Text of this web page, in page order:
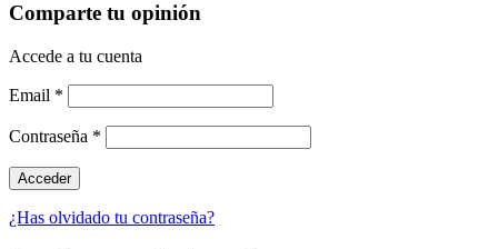
Comparte tu opinión
Accede a tu cuenta
Email *
Contraseña *
¿Has olvidado tu contraseña?